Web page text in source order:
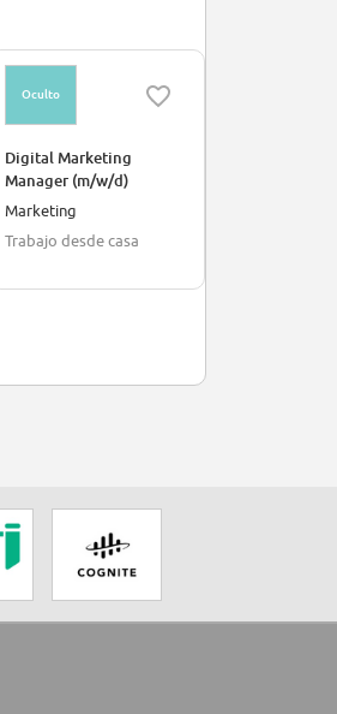
Oculto
Digital Marketing
Manager (m/w/d)
Marketing
Trabajo desde casa